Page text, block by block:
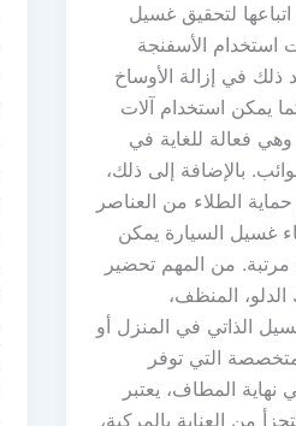
لتحقيق غسيل
استخدام الأسفنجة
ذلك في إزالة الأوساخ
يمكن استخدام آلات
فعالة للغاية في
بالإضافة إلى ذلك،
الطلاء من العناصر
غسيل السيارة يمكن
من المهم تحضير
المنظف،
الذاتي في المنزل أو
التي توفر
المطاف، يعتبر
من العناية بالمركبة،